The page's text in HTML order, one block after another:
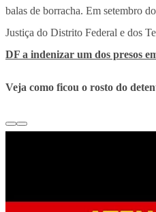
balas de borracha. Em setembro
Justiça do Distrito Federal e dos
DF a indenizar um dos presos
Veja como ficou o rosto do